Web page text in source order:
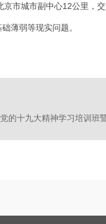
市城市副中心12公里，
薄弱等现实问题。